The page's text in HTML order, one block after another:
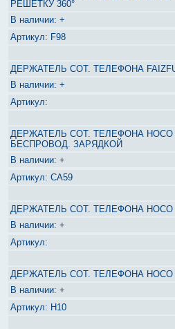
РЕШЕТКУ 360°
+
F98
ДЕРЖАТЕЛЬ СОТ. ТЕЛЕФОНА
+
ДЕРЖАТЕЛЬ СОТ. ТЕЛЕФОНА HOCO
БЕСПРОВОД. ЗАРЯДКОЙ
+
СА59
ДЕРЖАТЕЛЬ СОТ. ТЕЛЕФОНА
+
ДЕРЖАТЕЛЬ СОТ. ТЕЛЕФОНА HOCO
+
H10